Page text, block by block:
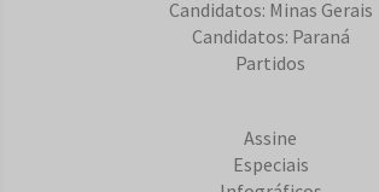
Candidatos: Minas Gerais
Candidatos: Paraná
Partidos
Assine
Especiais